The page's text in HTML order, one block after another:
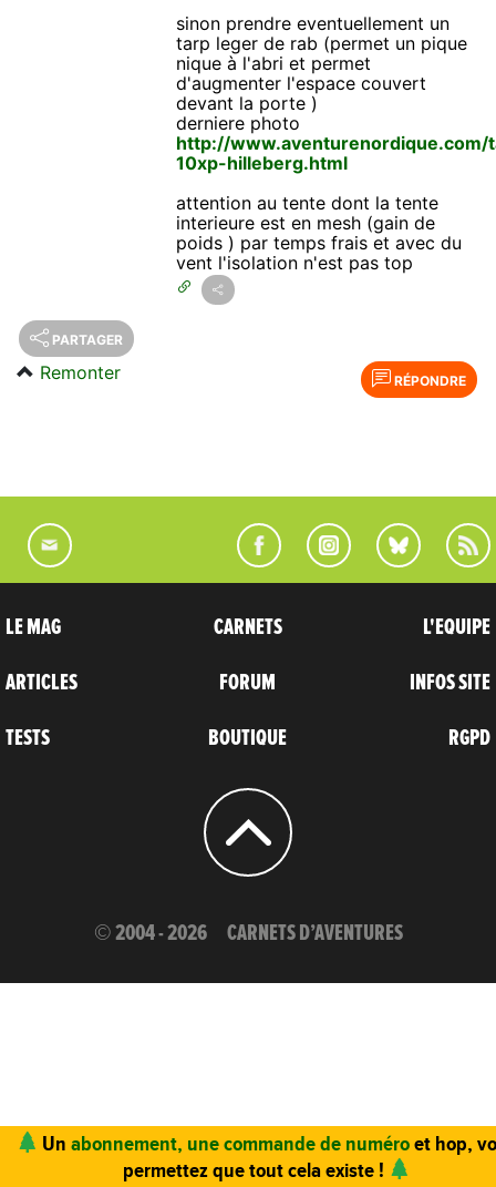
sinon prendre eventuellement un
tarp leger de rab (permet un pique
nique à l'abri et permet
d'augmenter l'espace couvert
devant la porte )
derniere photo
http://www.aventurenordique.com/
10xp-hilleberg.html
attention au tente dont la tente
interieure est en mesh (gain de
poids ) par temps frais et avec du
vent l'isolation n'est pas top
PARTAGER
RÉPONDRE
Remonter
LE MAG
ARTICLES
TESTS
CARNETS
FORUM
BOUTIQUE
L'EQUIPE
INFOS SITE
RGPD
© 2004 - 2026 CARNETS D’AVENTURES
Un abonnement, une commande de numéroet hop,
permettez que tout cela existe !